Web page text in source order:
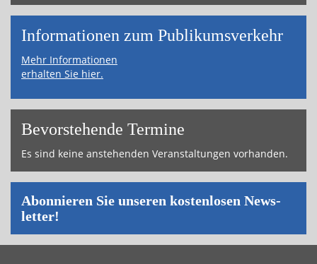
Informa­tionen zum Publikums­­verkehr
Mehr Informationen
erhalten Sie hier.
Bevor­ste­hende Ter­mi­ne
Es sind keine an­ste­hen­den Ver­an­stal­tun­gen vor­han­den.
Abon­nie­ren Sie un­se­ren kos­ten­lo­sen News­
let­ter!